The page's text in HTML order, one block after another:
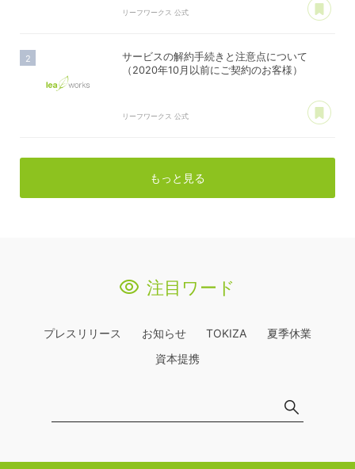
リーフワークス 公式
サービスの解約手続きと注意点について
（2020年10月以前にご契約のお客様）
リーフワークス 公式
もっと見る
注目ワード
プレスリリース お知らせ TOKIZA
夏季休業
資本提携